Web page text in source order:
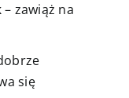
– zawiąż na
się